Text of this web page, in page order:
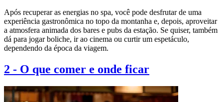
Após recuperar as energias no spa, você pode desfrutar de uma
experiência gastronômica no topo da montanha e, depois, aproveitar
a atmosfera animada dos bares e pubs da estação. Se quiser, também
dá para jogar boliche, ir ao cinema ou curtir um espetáculo,
dependendo da época da viagem.
2 - O que comer e onde ficar